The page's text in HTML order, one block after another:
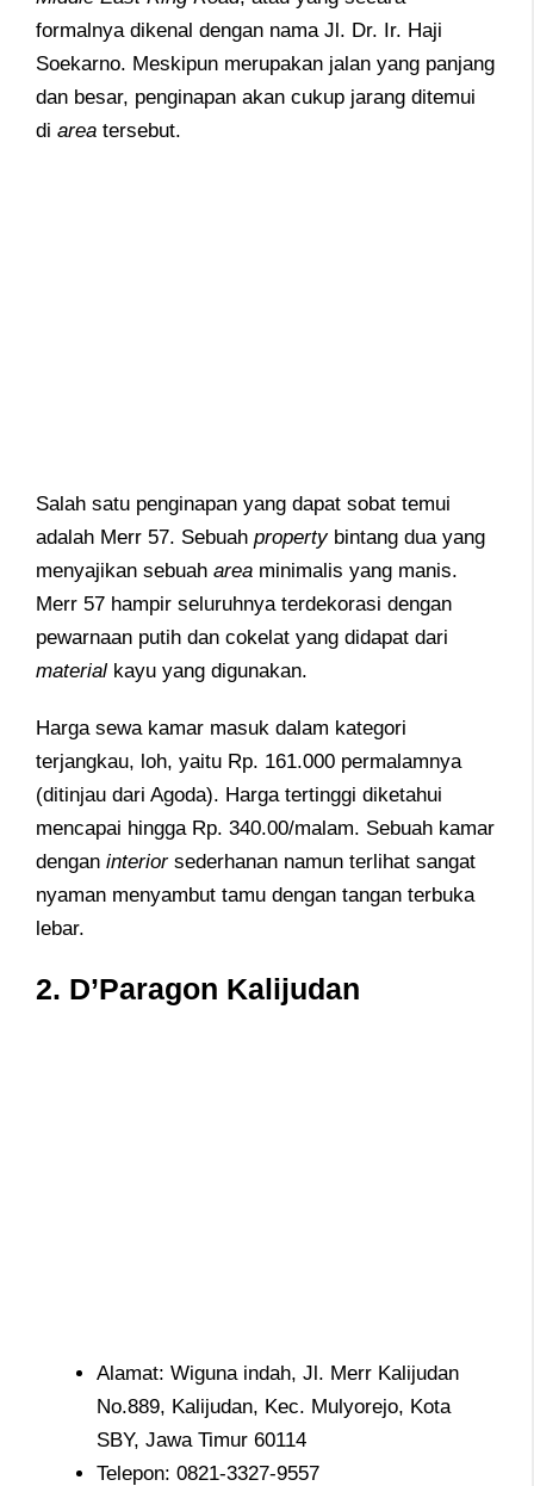
formalnya dikenal dengan nama Jl. Dr. Ir. Haji
Soekarno. Meskipun merupakan jalan yang panjang
dan besar, penginapan akan cukup jarang ditemui
di area tersebut.
Salah satu penginapan yang dapat sobat temui
adalah Merr 57. Sebuah property bintang dua yang
menyajikan sebuah area minimalis yang manis.
Merr 57 hampir seluruhnya terdekorasi dengan
pewarnaan putih dan cokelat yang didapat dari
material kayu yang digunakan.
Harga sewa kamar masuk dalam kategori
terjangkau, loh, yaitu Rp. 161.000 permalamnya
(ditinjau dari Agoda). Harga tertinggi diketahui
mencapai hingga Rp. 340.00/malam. Sebuah kamar
dengan interior sederhanan namun terlihat sangat
nyaman menyambut tamu dengan tangan terbuka
lebar.
2. D’Paragon Kalijudan
Alamat: Wiguna indah, Jl. Merr Kalijudan
No.889, Kalijudan, Kec. Mulyorejo, Kota
SBY, Jawa Timur 60114
Telepon: 0821-3327-9557